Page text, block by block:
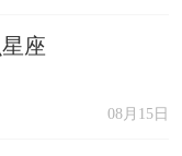
座
08月15日